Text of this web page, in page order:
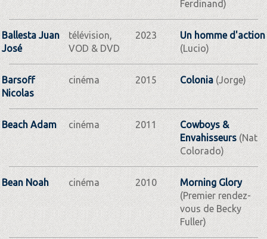
Ferdinand)
Ballesta Juan
José
télévision,
VOD & DVD
2023
Un homme d'action
(Lucio)
Barsoff
Nicolas
cinéma 2015 Colonia(Jorge)
Beach Adam cinéma 2011
Cowboys &
Envahisseurs(Nat
Colorado)
Bean Noah cinéma 2010
Morning Glory
(Premier rendez-
vous de Becky
Fuller)